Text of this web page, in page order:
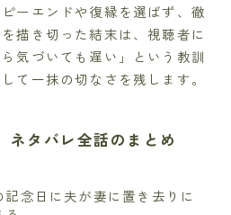
ーエンドや復縁を選ばず、徹
描き切った結末は、視聴者に
気づいても遅い」という教訓
て一抹の切なさを残します。
ネタバレ全話のまとめ
念日に夫が妻に置き去りに